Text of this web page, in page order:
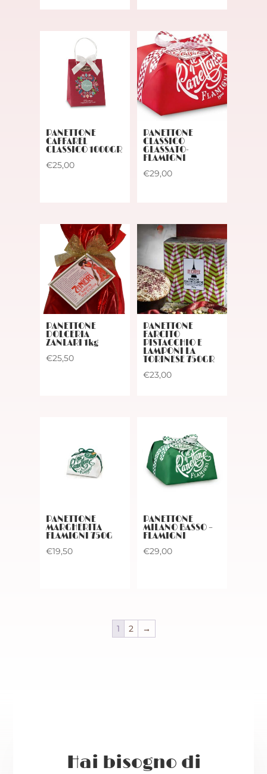
€29,00.
€25,00.
PANETTONE
CAFFAREL
CLASSICO 1000GR
€25,00
PANETTONE
CLASSICO
GLASSATO-
FLAMIGNI
€29,00
PANETTONE
DOLCERIA
ZANLARI 1kg
€25,50
PANETTONE
FARCITO
PISTACCHIO E
LAMPONI LA
TORINESE 750GR
€23,00
PANETTONE
MARGHERITA
FLAMIGNI 750G
€19,50
PANETTONE
MILANO BASSO –
FLAMIGNI
€29,00
1 2 →
Hai bisogno di